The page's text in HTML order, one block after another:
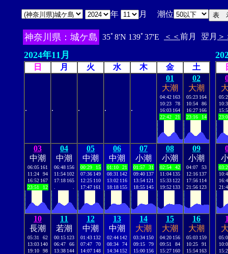
年 月 潮位
神奈川県：城ケ島 35ﾟ8'N 139ﾟ37'E ＜＜ 前月 翌月 ＞
2024年11月
日 月 火 水 木 金 土
. . . . .
01
大潮
04:42 163
10:23
78
16:03 164
22:42
21
02
大潮
05:23 164
10:54
86
16:27 166
23:16
14
03
中潮
06:05 161
11:24
94
16:52 167
23:51
12
04
中潮
06:48 156
11:54 102
17:18 165
05
中潮
00:29
15
07:36 149
12:25 110
17:47 161
06
中潮
01:10
21
08:31 142
13:02 116
18:18 155
07
小潮
01:57
31
09:40 137
13:54 121
18:55 145
08
小潮
02:54
42
11:04 135
15:33 122
19:52 133
09
小潮
04:07
53
12:16 137
17:56 114
21:56 123
10
長潮
05:31
62
13:03 140
19:10
98
11
若潮
00:15 123
06:47
66
13:38 144
12
中潮
01:43 132
07:47
70
14:07 148
13
中潮
02:44 142
08:34
74
14:34 152
14
大潮
03:34 150
09:15
79
15:00 156
15
大潮
04:20 156
09:51
84
15:27 160
16
大潮
05:03 159
10:25
91
15:54 163